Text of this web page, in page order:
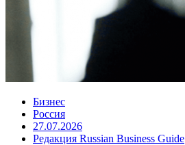
Бизнес
Россия
27.07.2026
Редакция Russian Business Guide